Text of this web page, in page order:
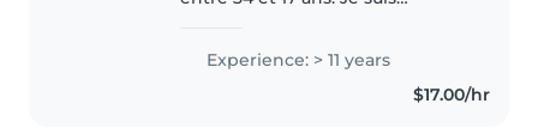
fera plaisir de garder vos enfants!
À très bientôt 🙂
Experience: > 11 years
$17.00/hr